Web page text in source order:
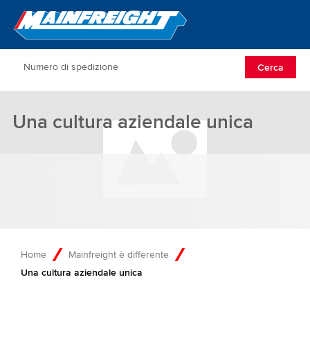
Go to Home
Cerca
Una cultura aziendale unica
Home
Mainfreight è differente
Una cultura aziendale unica